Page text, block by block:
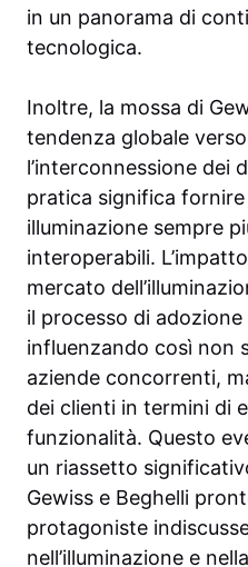
in un panorama di
tecnologica.
Inoltre, la mossa di
tendenza globale
l’interconnessione dei
pratica significa
illuminazione sempre
interoperabili.
mercato
il processo di
influenzando così non
aziende concorrenti,
dei clienti in termini di
funzionalità. Questo
un riassetto
Gewiss e Beghelli
protagoniste
nell’illuminazione e